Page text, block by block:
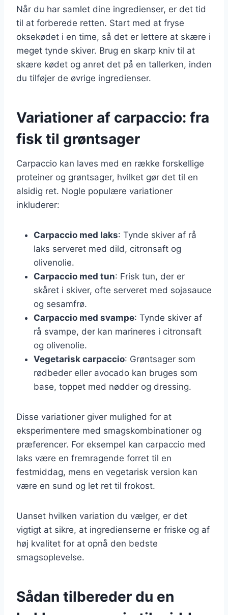
Når du har samlet dine ingredienser, er det tid
til at forberede retten. Start med at fryse
oksekødet i en time, så det er lettere at skære i
meget tynde skiver. Brug en skarp kniv til at
skære kødet og anret det på en tallerken, inden
du tilføjer de øvrige ingredienser.
Variationer af carpaccio: fra
fisk til grøntsager
Carpaccio kan laves med en række forskellige
proteiner og grøntsager, hvilket gør det til en
alsidig ret. Nogle populære variationer
inkluderer:
Carpaccio med laks: Tynde skiver af rå
laks serveret med dild, citronsaft og
olivenolie.
Carpaccio med tun: Frisk tun, der er
skåret i skiver, ofte serveret med sojasauce
og sesamfrø.
Carpaccio med svampe: Tynde skiver af
rå svampe, der kan marineres i citronsaft
og olivenolie.
Vegetarisk carpaccio: Grøntsager som
rødbeder eller avocado kan bruges som
base, toppet med nødder og dressing.
Disse variationer giver mulighed for at
eksperimentere med smagskombinationer og
præferencer. For eksempel kan carpaccio med
laks være en fremragende forret til en
festmiddag, mens en vegetarisk version kan
være en sund og let ret til frokost.
Uanset hvilken variation du vælger, er det
vigtigt at sikre, at ingredienserne er friske og af
høj kvalitet for at opnå den bedste
smagsoplevelse.
Sådan tilbereder du en